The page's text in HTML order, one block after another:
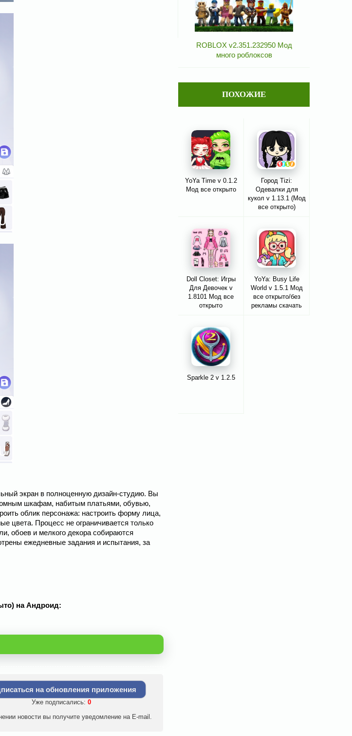
экран в полноценную дизайн-студию. Вы
шкафам, набитым платьями, обувью,
облик персонажа: настроить форму лица,
цвета. Процесс не ограничивается только
обоев и мелкого декора собираются
ежедневные задания и испытания, за
на Андроид:
на обновления приложения
Уже подписались: 0
новости вы получите уведомление на E-mail.
ROBLOX v2.351.232950 Мод
много роблоксов
ПОХОЖИЕ
YoYa Time v 0.1.2
Мод все открыто
Город Tizi:
Одевалки для
кукол v 1.13.1 (Мод
все открыто)
Doll Closet: Игры
Для Девочек v
1.8101 Мод все
открыто
YoYa: Busy Life
World v 1.5.1 Мод
все открыто/без
рекламы скачать
Sparkle 2 v 1.2.5